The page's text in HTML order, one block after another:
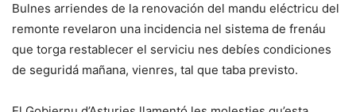
Bulnes arriendes de la renovación del mandu eléctricu del
remonte revelaron una incidencia nel sistema de frenáu
que torga restablecer el serviciu nes debíes condiciones
de seguridá mañana, vienres, tal que taba previsto.